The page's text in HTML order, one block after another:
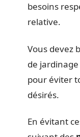
besoins
relative.
Vous devez
de
pour éviter
désirés.
En évitant